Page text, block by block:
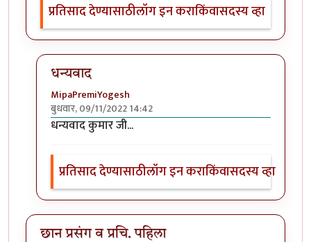
प्रतिसाद देण्यासाठीलॉग इन कराकिंवासदस्य व्हा
धन्यवाद
MipaPremiYogesh
बुधवार, 09/11/2022 14:42
In reply toवा, मस्त !
धन्यवाद कुमार जी...
प्रतिसाद देण्यासाठीलॉग इन कराकिंवासदस्य व्हा
छान प्रसंग व प्रचि. पहिला